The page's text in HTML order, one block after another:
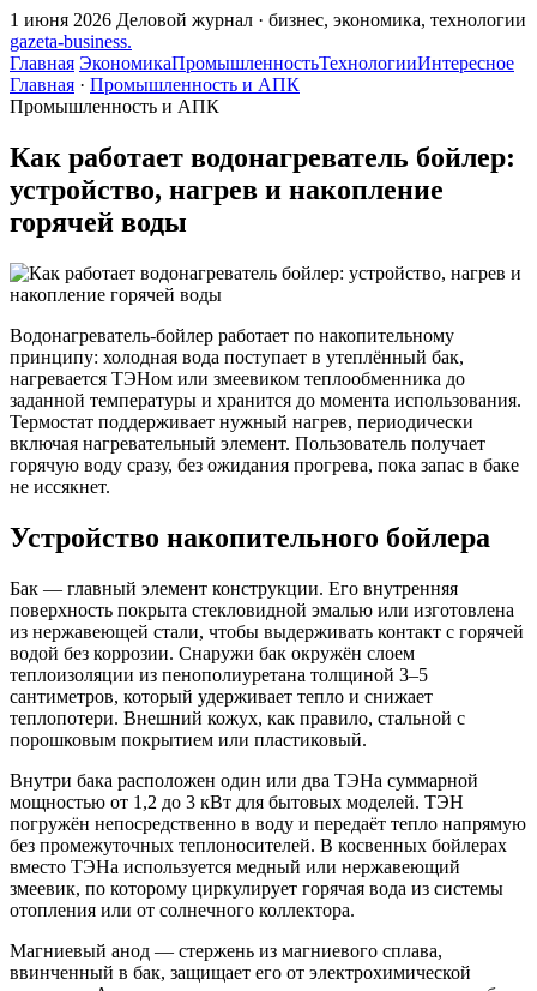
1 июня 2026 Деловой журнал · бизнес, экономика, технологии
gazeta-business.
Главная ЭкономикаПромышленностьТехнологииИнтересное
Главная · Промышленность и АПК
Промышленность и АПК
Как работает водонагреватель бойлер:
устройство, нагрев и накопление
горячей воды
Водонагреватель-бойлер работает по накопительному
принципу: холодная вода поступает в утеплённый бак,
нагревается ТЭНом или змеевиком теплообменника до
заданной температуры и хранится до момента использования.
Термостат поддерживает нужный нагрев, периодически
включая нагревательный элемент. Пользователь получает
горячую воду сразу, без ожидания прогрева, пока запас в баке
не иссякнет.
Устройство накопительного бойлера
Бак — главный элемент конструкции. Его внутренняя
поверхность покрыта стекловидной эмалью или изготовлена
из нержавеющей стали, чтобы выдерживать контакт с горячей
водой без коррозии. Снаружи бак окружён слоем
теплоизоляции из пенополиуретана толщиной 3–5
сантиметров, который удерживает тепло и снижает
теплопотери. Внешний кожух, как правило, стальной с
порошковым покрытием или пластиковый.
Внутри бака расположен один или два ТЭНа суммарной
мощностью от 1,2 до 3 кВт для бытовых моделей. ТЭН
погружён непосредственно в воду и передаёт тепло напрямую
без промежуточных теплоносителей. В косвенных бойлерах
вместо ТЭНа используется медный или нержавеющий
змеевик, по которому циркулирует горячая вода из системы
отопления или от солнечного коллектора.
Магниевый анод — стержень из магниевого сплава,
ввинченный в бак, защищает его от электрохимической